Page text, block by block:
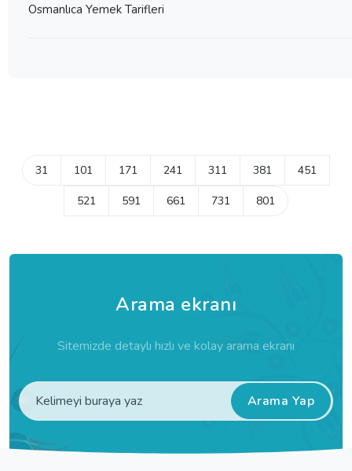
Osmanlıca Yemek Tarifleri
31 101 171 241 311 381 451
521 591 661 731 801
Arama ekranı
Sitemizde detaylı hızlı ve kolay arama ekranı
Arama Yap